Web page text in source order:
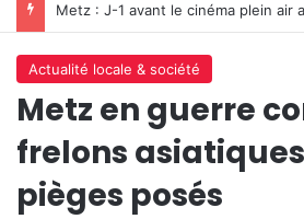
Metz : J-1 avant le cinéma plein air
Actualité locale & société
Metz en guerre
frelons asiatiques
pièges posés